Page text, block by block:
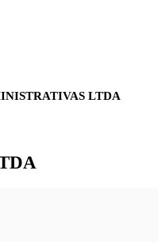
LTDA